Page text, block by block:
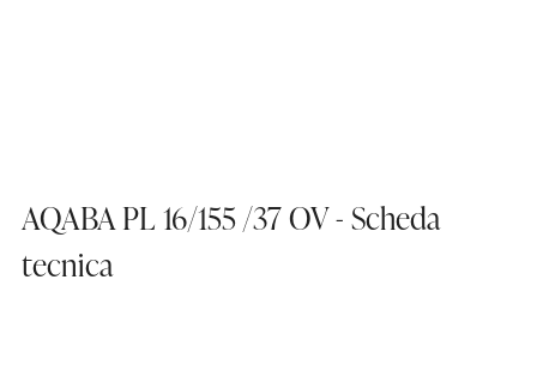
AQABA PL 16/155 /37 OV - Scheda
tecnica